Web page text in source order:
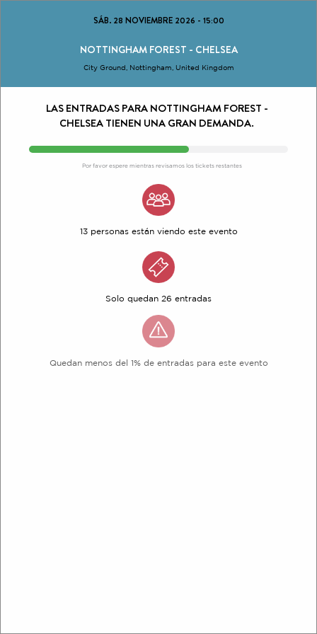
SÁB. 28 NOVIEMBRE 2026 - 15:00
NOTTINGHAM FOREST - CHELSEA
City Ground, Nottingham, United Kingdom
LAS ENTRADAS PARA NOTTINGHAM FOREST -
CHELSEA TIENEN UNA GRAN DEMANDA.
Por favor espere mientras revisamos los tickets restantes
13 personas están viendo este evento
Solo quedan 26 entradas
Quedan menos del 1% de entradas para este evento